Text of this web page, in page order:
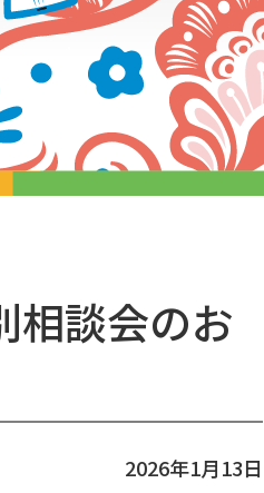
相談会のお
2026年1月13日